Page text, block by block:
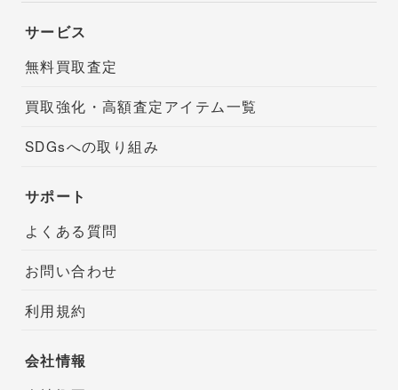
サービス
無料買取査定
買取強化・高額査定アイテム一覧
SDGsへの取り組み
サポート
よくある質問
お問い合わせ
利用規約
会社情報